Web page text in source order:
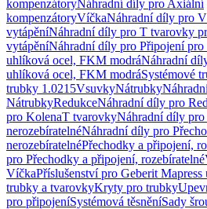
kompenzátoryNáhradní díly pro Axiální
kompenzátoryVíčkaNáhradní díly pro
vytápěníNáhradní díly pro T tvarovky
vytápěníNáhradní díly pro Připojení pro
uhlíková ocel, FKM modráNáhradní
uhlíková ocel, FKM modráSystémové
trubky 1.0215VsuvkyNátrubky
NátrubkyRedukceNáhradní díly pro
pro KolenaT tvarovkyNáhradní díly
nerozebíratelnéNáhradní díly pro
nerozebíratelnéPřechodky a připojení,
pro Přechodky a připojení, rozebíratelné
VíčkaPříslušenství pro Geberit
trubky a tvarovkyKryty pro trubky
pro připojeníSystémová těsněníSady